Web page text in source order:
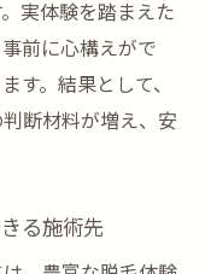
際の対応と配慮
かしさ対策の
毛方法
実体験を踏まえた
前に心構えがで
す。結果として、
断材料が増え、安
る施術先